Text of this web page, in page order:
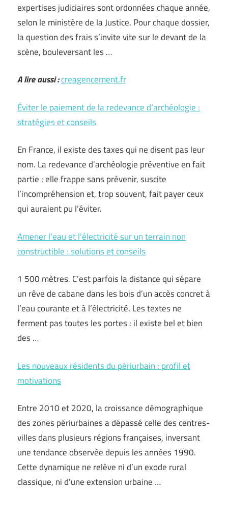
expertises judiciaires sont ordonnées chaque année,
selon le ministère de la Justice. Pour chaque dossier,
la question des frais s’invite vite sur le devant de la
scène, bouleversant les …
A lire aussi :creagencement.fr
Éviter le paiement de la redevance d’archéologie :
stratégies et conseils
En France, il existe des taxes qui ne disent pas leur
nom. La redevance d’archéologie préventive en fait
partie : elle frappe sans prévenir, suscite
l’incompréhension et, trop souvent, fait payer ceux
qui auraient pu l’éviter.
Amener l’eau et l’électricité sur un terrain non
constructible : solutions et conseils
1 500 mètres. C’est parfois la distance qui sépare
un rêve de cabane dans les bois d’un accès concret à
l’eau courante et à l’électricité. Les textes ne
ferment pas toutes les portes : il existe bel et bien
des …
Les nouveaux résidents du périurbain : profil et
motivations
Entre 2010 et 2020, la croissance démographique
des zones périurbaines a dépassé celle des centres-
villes dans plusieurs régions françaises, inversant
une tendance observée depuis les années 1990.
Cette dynamique ne relève ni d’un exode rural
classique, ni d’une extension urbaine …